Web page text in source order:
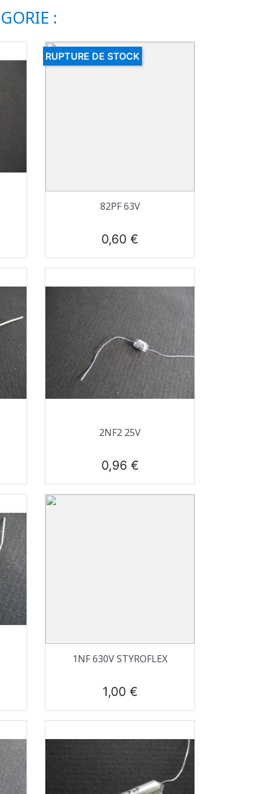
:
Aperçu rapide
82PF 63V
Prix
0,60 €
RUPTURE DE STOCK
Aperçu rapide
2NF2 25V
Prix
0,96 €
Aperçu rapide
1NF 630V STYROFLEX
Prix
1,00 €